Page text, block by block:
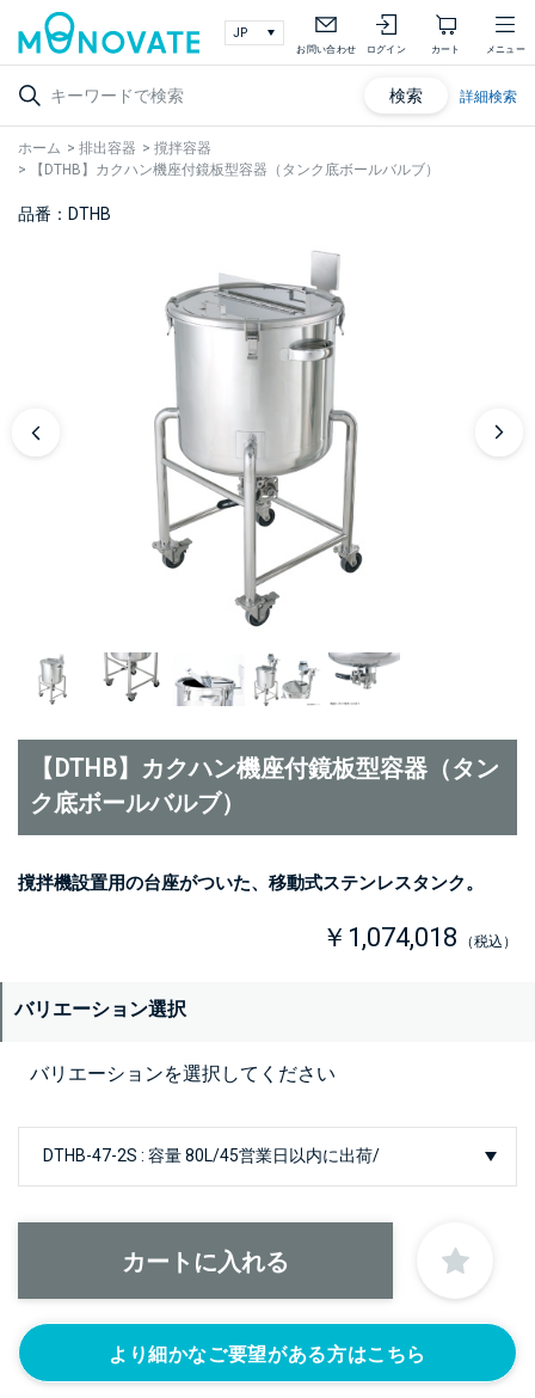
お問い合わせ ログイン カート メニュー
検索 詳細検索
ホーム > 排出容器 > 撹拌容器
>
【DTHB】カクハン機座付鏡板型容器（タンク底ボールバルブ）
品番：DTHB
【DTHB】カクハン機座付鏡板型容器（タン
ク底ボールバルブ）
撹拌機設置用の台座がついた、移動式ステンレスタンク。
￥1,074,018 （税込）
バリエーション選択
バリエーションを選択してください
より細かなご要望がある方はこちら